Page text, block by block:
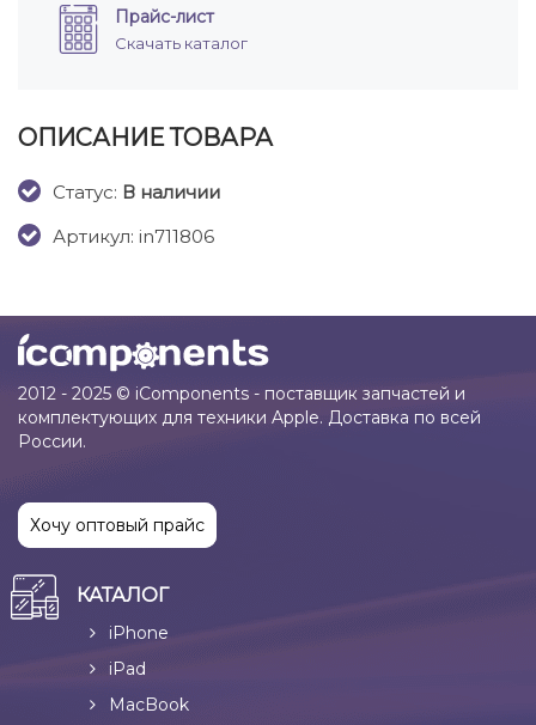
Прайс-лист
Скачать каталог
ОПИСАНИЕ ТОВАРА
Cтатус: В наличии
Артикул: in711806
2012 - 2025 © iComponents - поставщик запчастей и
комплектующих для техники Apple. Доставка по всей
России.
Хочу оптовый прайс
КАТАЛОГ
iPhone
iPad
MacBook